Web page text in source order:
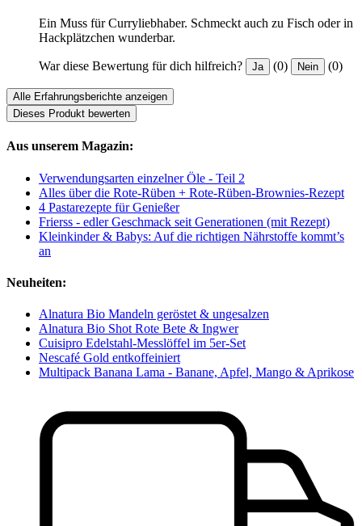
Ein Muss für Curryliebhaber. Schmeckt auch zu Fisch oder in
Hackplätzchen wunderbar.
War diese Bewertung für dich hilfreich? Ja (0) Nein (0)
Alle Erfahrungsberichte anzeigen
Dieses Produkt bewerten
Aus unserem Magazin:
Verwendungsarten einzelner Öle - Teil 2
Alles über die Rote-Rüben + Rote-Rüben-Brownies-Rezept
4 Pastarezepte für Genießer
Frierss - edler Geschmack seit Generationen (mit Rezept)
Kleinkinder & Babys: Auf die richtigen Nährstoffe kommt’s
an
Neuheiten:
Alnatura Bio Mandeln geröstet & ungesalzen
Alnatura Bio Shot Rote Bete & Ingwer
Cuisipro Edelstahl-Messlöffel im 5er-Set
Nescafé Gold entkoffeiniert
Multipack Banana Lama - Banane, Apfel, Mango & Aprikose